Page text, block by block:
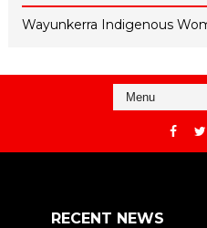
Wayunkerra Indigenous
RECENT NEWS